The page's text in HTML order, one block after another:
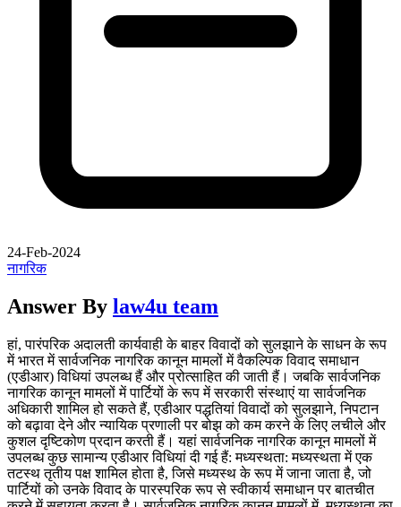
24-Feb-2024
नागरिक
Answer By law4u team
हां, पारंपरिक अदालती कार्यवाही के बाहर विवादों को सुलझाने के साधन के रूप
में भारत में सार्वजनिक नागरिक कानून मामलों में वैकल्पिक विवाद समाधान
(एडीआर) विधियां उपलब्ध हैं और प्रोत्साहित की जाती हैं। जबकि सार्वजनिक
नागरिक कानून मामलों में पार्टियों के रूप में सरकारी संस्थाएं या सार्वजनिक
अधिकारी शामिल हो सकते हैं, एडीआर पद्धतियां विवादों को सुलझाने, निपटान
को बढ़ावा देने और न्यायिक प्रणाली पर बोझ को कम करने के लिए लचीले और
कुशल दृष्टिकोण प्रदान करती हैं। यहां सार्वजनिक नागरिक कानून मामलों में
उपलब्ध कुछ सामान्य एडीआर विधियां दी गई हैं: मध्यस्थता: मध्यस्थता में एक
तटस्थ तृतीय पक्ष शामिल होता है, जिसे मध्यस्थ के रूप में जाना जाता है, जो
पार्टियों को उनके विवाद के पारस्परिक रूप से स्वीकार्य समाधान पर बातचीत